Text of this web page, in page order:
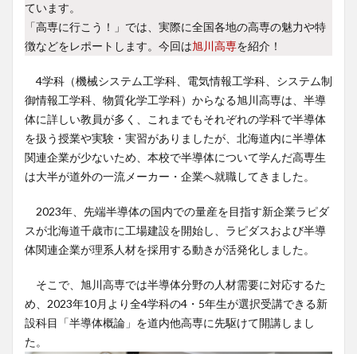
ています。
「高専に行こう！」では、実際に全国各地の高専の魅力や特
徴などをレポートします。今回は旭川高専を紹介！
4学科（機械システム工学科、電気情報工学科、システム制
御情報工学科、物質化学工学科）からなる旭川高専は、半導
体に詳しい教員が多く、これまでもそれぞれの学科で半導体
を扱う授業や実験・実習がありましたが、北海道内に半導体
関連企業が少ないため、本校で半導体について学んだ高専生
は大半が道外の一流メーカー・企業へ就職してきました。
2023年、先端半導体の国内での量産を目指す新企業ラピダ
スが北海道千歳市に工場建設を開始し、ラピダスおよび半導
体関連企業が理系人材を採用する動きが活発化しました。
そこで、旭川高専では半導体分野の人材需要に対応するた
め、2023年10月より全4学科の4・5年生が選択受講できる新
設科目「半導体概論」を道内他高専に先駆けて開講しまし
た。